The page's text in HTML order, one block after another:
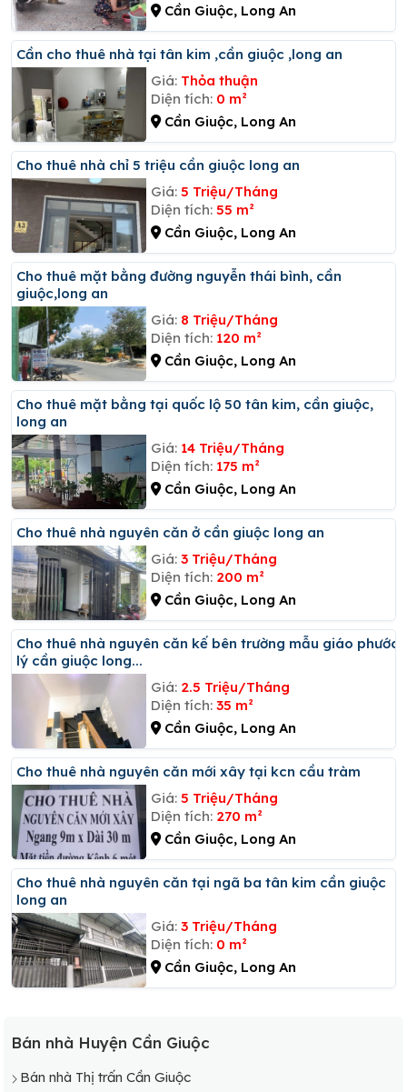
Cần Giuộc, Long An
Cần cho thuê nhà tại tân kim ,cần giuộc ,long an
Giá: Thỏa thuận
Diện tích: 0 m²
Cần Giuộc, Long An
Cho thuê nhà chỉ 5 triệu cần giuộc long an
Giá: 5 Triệu/Tháng
Diện tích: 55 m²
Cần Giuộc, Long An
Cho thuê mặt bằng đường nguyễn thái bình, cần
giuộc,long an
Giá: 8 Triệu/Tháng
Diện tích: 120 m²
Cần Giuộc, Long An
Cho thuê mặt bằng tại quốc lộ 50 tân kim, cần giuộc,
long an
Giá: 14 Triệu/Tháng
Diện tích: 175 m²
Cần Giuộc, Long An
Cho thuê nhà nguyên căn ở cần giuộc long an
Giá: 3 Triệu/Tháng
Diện tích: 200 m²
Cần Giuộc, Long An
Cho thuê nhà nguyên căn kế bên trường mẫu giáo phước
lý cần giuộc long...
Giá: 2.5 Triệu/Tháng
Diện tích: 35 m²
Cần Giuộc, Long An
Cho thuê nhà nguyên căn mới xây tại kcn cầu tràm
Giá: 5 Triệu/Tháng
Diện tích: 270 m²
Cần Giuộc, Long An
Cho thuê nhà nguyên căn tại ngã ba tân kim cần giuộc
long an
Giá: 3 Triệu/Tháng
Diện tích: 0 m²
Cần Giuộc, Long An
Bán nhà Huyện Cần Giuộc
Bán nhà Thị trấn Cần Giuộc